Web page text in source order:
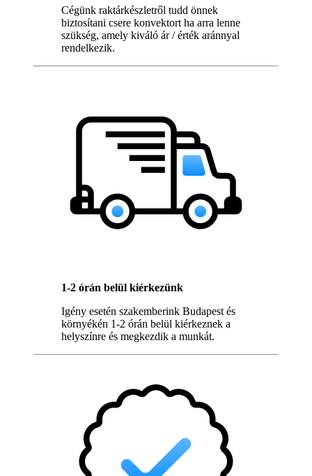
Cégünk raktárkészletről tudd önnek
biztosítani csere konvektort ha arra lenne
szükség, amely kiváló ár / érték aránnyal
rendelkezik.
1-2 órán belül kiérkezünk
Igény esetén szakemberink Budapest és
környékén 1-2 órán belül kiérkeznek a
helyszínre és megkezdik a munkát.